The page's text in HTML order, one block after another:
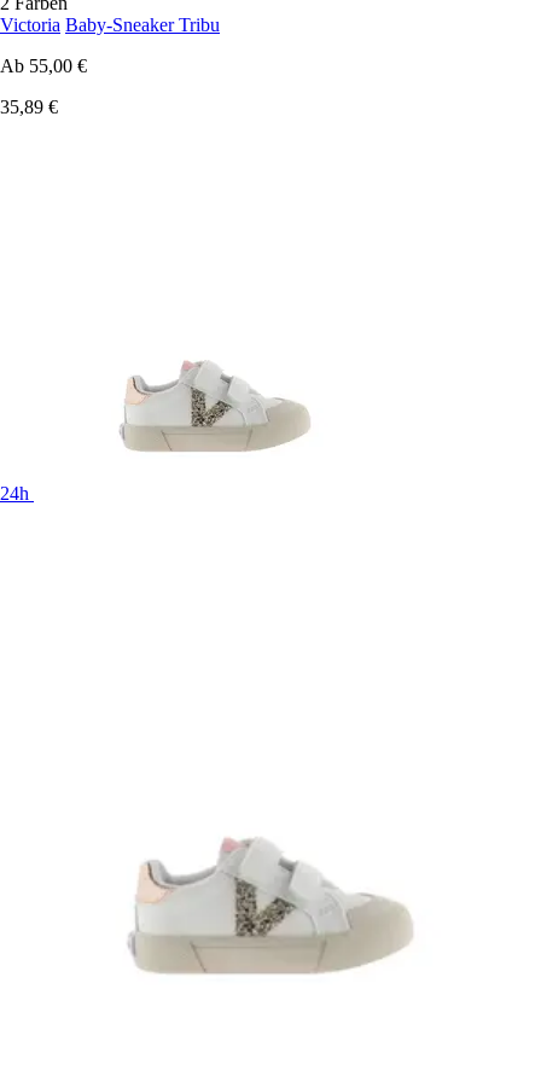
Victoria Baby-Sneaker Tribu
Ab 55,00 €
35,89 €
24h